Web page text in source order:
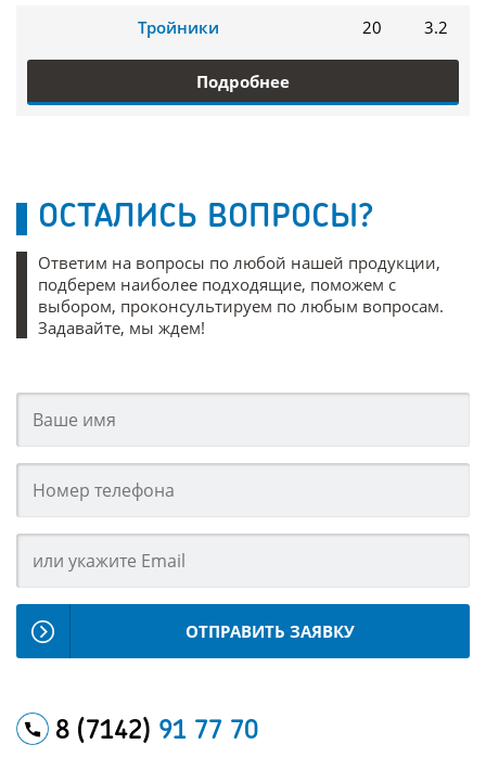
Тройники 20 3.2
Подробнее
ОСТАЛИСЬ ВОПРОСЫ?
Ответим на вопросы по любой нашей продукции,
подберем наиболее подходящие, поможем с
выбором, проконсультируем по любым вопросам.
Задавайте, мы ждем!
ОТПРАВИТЬ ЗАЯВКУ
8 (7142) 91 77 70